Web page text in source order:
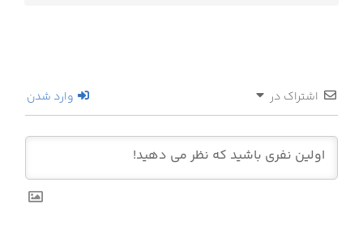
اشتراک در وارد شدن